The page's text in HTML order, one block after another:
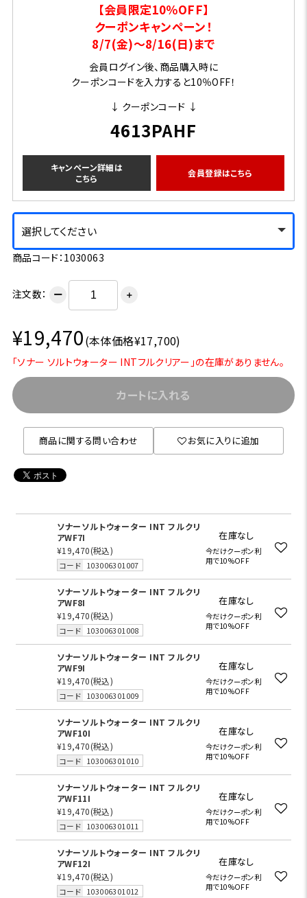
【会員限定10％OFF】
クーポンキャンペーン！
8/7(金)～8/16(日)まで
会員ログイン後、商品購入時に
クーポンコードを入力すると10％OFF！
↓ クーポンコード ↓
4613PAHF
キャンペーン詳細は
こちら
会員登録はこちら
選択してください
商品コード：1030063
注文数： ー ＋
¥19,470(本体価格¥17,700)
「ソナー ソルトウォーター INTフルクリアー」の在庫がありません。
カートに入れる
商品に関する問い合わせ お気に入りに追加
ソナーソルトウォーター INT フルクリ
アWF7I
¥19,470(税込)
コード 103006301007
在庫なし
今だけクーポン利
用で10%OFF
ソナーソルトウォーター INT フルクリ
アWF8I
¥19,470(税込)
コード 103006301008
在庫なし
今だけクーポン利
用で10%OFF
ソナーソルトウォーター INT フルクリ
アWF9I
¥19,470(税込)
コード 103006301009
在庫なし
今だけクーポン利
用で10%OFF
ソナーソルトウォーター INT フルクリ
アWF10I
¥19,470(税込)
コード 103006301010
在庫なし
今だけクーポン利
用で10%OFF
ソナーソルトウォーター INT フルクリ
アWF11I
¥19,470(税込)
コード 103006301011
在庫なし
今だけクーポン利
用で10%OFF
ソナーソルトウォーター INT フルクリ
アWF12I
¥19,470(税込)
コード 103006301012
在庫なし
今だけクーポン利
用で10%OFF